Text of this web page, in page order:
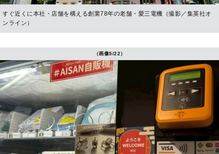
すぐ近くに本社・店舗を構える創業78年の老舗・愛三電機（撮影／集英社オ
ンライン）
（画像5/22）